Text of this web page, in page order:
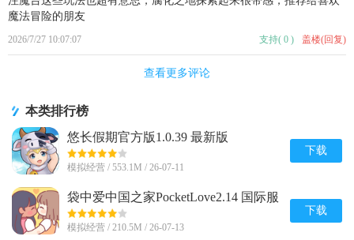
2026/7/27 10:07:07
魔法冒险的朋友
支持( 0 ) 盖楼(回复)
查看更多评论
本类排行榜
悠长假期官方版1.0.39 最新版
模拟经营 / 553.1M / 26-07-11
下载
袋中爱中国之家PocketLove2.14 国际服
模拟经营 / 210.5M / 26-07-13
下载